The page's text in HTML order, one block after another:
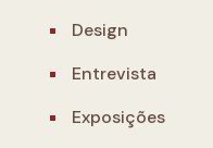
Design
Entrevista
Exposições